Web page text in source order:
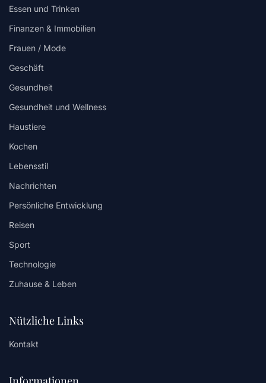
Essen und Trinken
Finanzen & Immobilien
Frauen / Mode
Geschäft
Gesundheit
Gesundheit und Wellness
Haustiere
Kochen
Lebensstil
Nachrichten
Persönliche Entwicklung
Reisen
Sport
Technologie
Zuhause & Leben
Nützliche Links
Kontakt